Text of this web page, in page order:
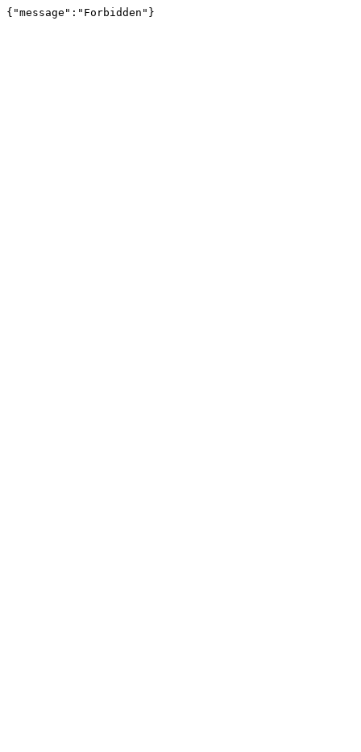
{"message":"Forbidden"}